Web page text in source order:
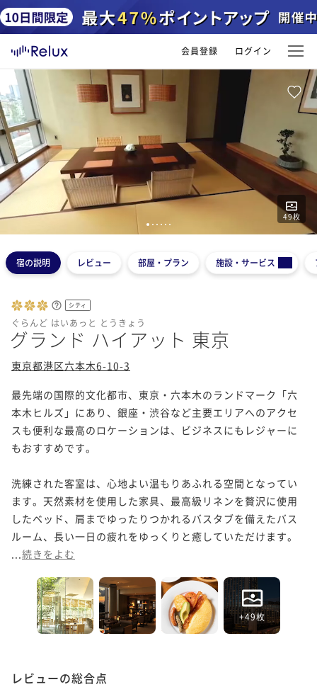
会員登録 ログイン
49枚
1 2 3 4 5 6
宿の説明 レビュー 部屋・プラン 施設・サービス
シティ
ぐらんど はいあっと とうきょう
グランド ハイアット 東京
東京都港区六本木6-10-3
最先端の国際的文化都市、東京・六本木のランドマーク「六
本木ヒルズ」にあり、銀座・渋谷など主要エリアへのアクセ
スも便利な最高のロケーションは、ビジネスにもレジャーに
もおすすめです。
洗練された客室は、心地よい温もりあふれる空間となってい
ます。天然素材を使用した家具、最高級リネンを贅沢に使用
したベッド、肩までゆったりつかれるバスタブを備えたバス
ルーム、長い一日の疲れをゆっくりと癒していただけます。
続きをよむ
+49枚
レビューの総合点